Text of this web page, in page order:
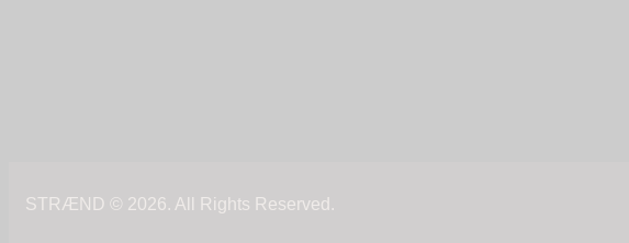
STRÆND © 2026. All Rights Reserved.